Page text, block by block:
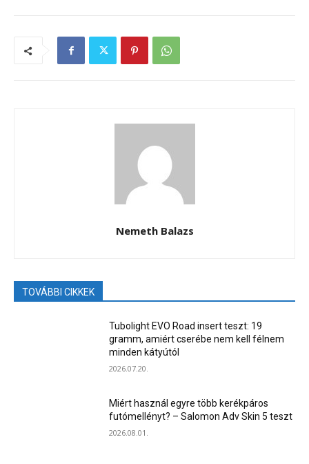
Nemeth Balazs
TOVÁBBI CIKKEK
Tubolight EVO Road insert teszt: 19
gramm, amiért cserébe nem kell félnem
minden kátyútól
2026.07.20.
Miért használ egyre több kerékpáros
futómellényt? – Salomon Adv Skin 5 teszt
2026.08.01.